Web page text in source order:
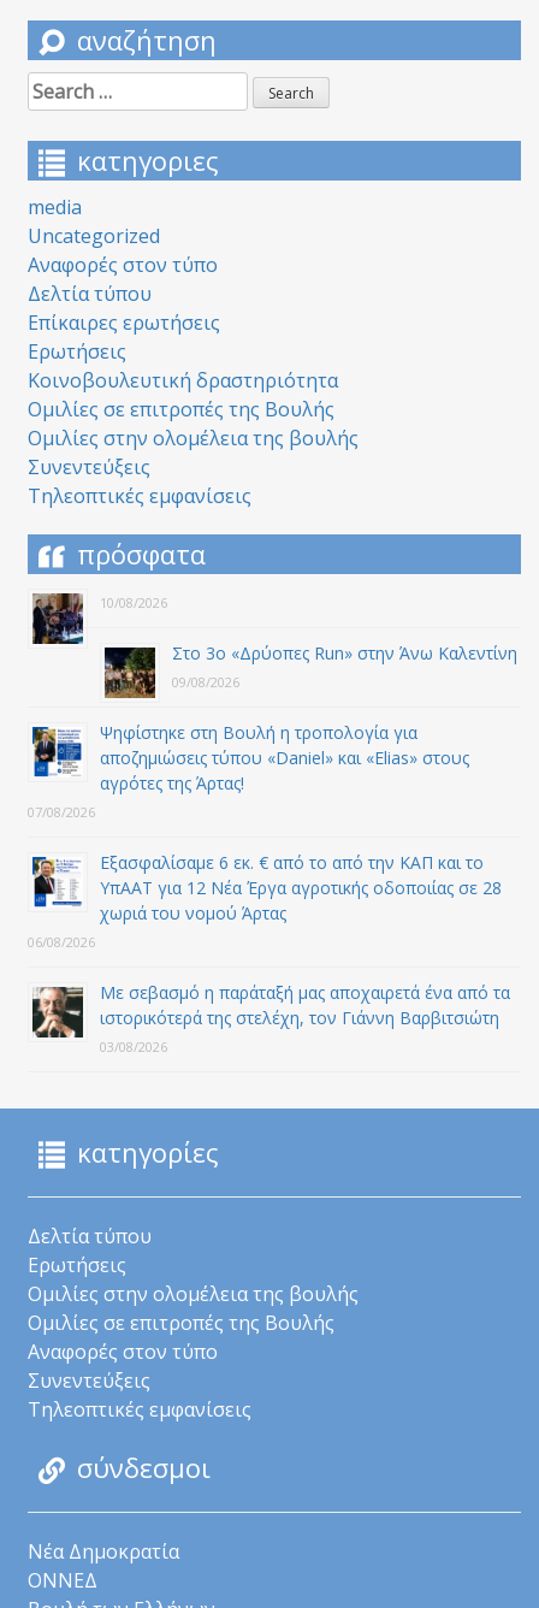
αναζήτηση
Search
for:
κατηγοριες
media
Uncategorized
Αναφορές στον τύπο
Δελτία τύπου
Επίκαιρες ερωτήσεις
Ερωτήσεις
Κοινοβουλευτική δραστηριότητα
Ομιλίες σε επιτροπές της Βουλής
Ομιλίες στην ολομέλεια της βουλής
Συνεντεύξεις
Τηλεοπτικές εμφανίσεις
πρόσφατα
10/08/2026
Στο 3ο «Δρύοπες Run» στην Άνω Καλεντίνη
09/08/2026
Ψηφίστηκε στη Βουλή η τροπολογία για
αποζημιώσεις τύπου «Daniel» και «Elias» στους
αγρότες της Άρτας!
07/08/2026
Εξασφαλίσαμε 6 εκ. € από το από την ΚΑΠ και το
ΥπΑΑΤ για 12 Nέα Έργα αγροτικής οδοποιίας σε 28
χωριά του νομού Άρτας
06/08/2026
Με σεβασμό η παράταξή μας αποχαιρετά ένα από τα
ιστορικότερά της στελέχη, τον Γιάννη Βαρβιτσιώτη
03/08/2026
κατηγορίες
Δελτία τύπου
Ερωτήσεις
Ομιλίες στην ολομέλεια της βουλής
Ομιλίες σε επιτροπές της Βουλής
Αναφορές στον τύπο
Συνεντεύξεις
Τηλεοπτικές εμφανίσεις
σύνδεσμοι
Νέα Δημοκρατία
ΟΝΝΕΔ